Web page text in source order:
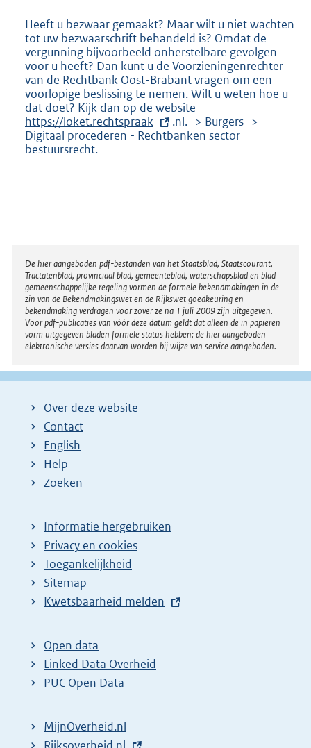
e
l
i
n
k
:
e
r
n
e
l
i
n
k
:
Heeft u bezwaar gemaakt? Maar wilt u niet wachten
tot uw bezwaarschrift behandeld is? Omdat de
vergunning bijvoorbeeld onherstelbare gevolgen
voor u heeft? Dan kunt u de Voorzieningenrechter
van de Rechtbank Oost-Brabant vragen om een
voorlopige beslissing te nemen. Wilt u weten hoe u
dat doet? Kijk dan op de website
x
t
:
https://loket.rechtspraak
.nl. -> Burgers ->
Digitaal procederen - Rechtbanken sector
bestuursrecht.
Disclaimer
De hier aangeboden pdf-bestanden van het Staatsblad, Staatscourant,
Tractatenblad, provinciaal blad, gemeenteblad, waterschapsblad en blad
gemeenschappelijke regeling vormen de formele bekendmakingen in de
zin van de Bekendmakingswet en de Rijkswet goedkeuring en
bekendmaking verdragen voor zover ze na 1 juli 2009 zijn uitgegeven.
Voor pdf-publicaties van vóór deze datum geldt dat alleen de in papieren
vorm uitgegeven bladen formele status hebben; de hier aangeboden
elektronische versies daarvan worden bij wijze van service aangeboden.
Over deze website
Contact
English
Help
Zoeken
Informatie hergebruiken
Privacy en cookies
Toegankelijkheid
Sitemap
E
t
e
r
l
Kwetsbaarheid melden
Open data
Linked Data Overheid
PUC Open Data
MijnOverheid.nl